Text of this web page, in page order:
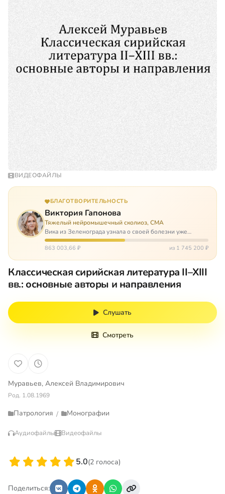
ВИДЕОФАЙЛЫ
БЛАГОТВОРИТЕЛЬНОСТЬ
Виктория Гапонова
Тяжелый нейромышечный сколиоз, СМА
Вика из Зеленограда узнала о своей болезни уже
будучи в сознательном возрасте. Ей пришлось
привыкать к инвалидной коляске и сильнейшему
863 003,66 ₽ из 1 745 200 ₽
Классическая сирийская литература II–XIII
вв.: основные авторы и направления
Слушать
Смотреть
Муравьев, Алексей Владимирович
Род. 1.08.1969
Патрология / Монографии
Аудиофайлы Видеофайлы
5.0(2 голоса)
Поделиться: